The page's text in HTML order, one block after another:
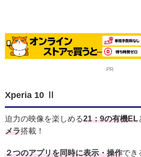
PR
Xperia 10 Ⅱ
迫力の映像を楽しめる21：9の有機EL
メラ搭載！
２つのアプリを同時に表示・操作でき